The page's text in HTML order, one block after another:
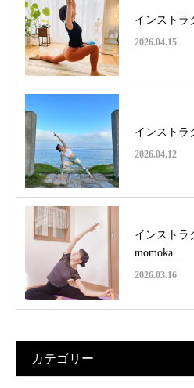
インストラ
2026.04.15
インストラ
2026.04.12
インスト
momoka...
2026.03.16
カテゴリー